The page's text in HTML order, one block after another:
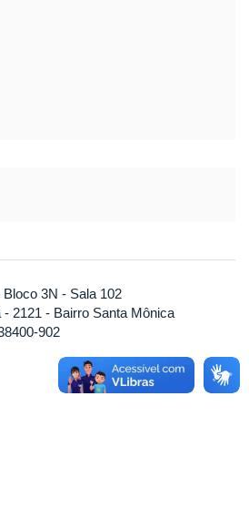
3N - Sala 102
2121 - Bairro Santa Mônica
902